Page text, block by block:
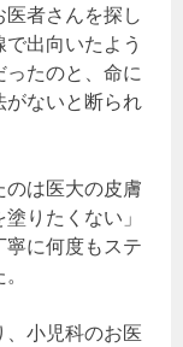
者さんを探し
出向いたよう
たのと、命に
がないと断られ
は医大の皮膚
りたくない」
寧に何度もステ
小児科のお医